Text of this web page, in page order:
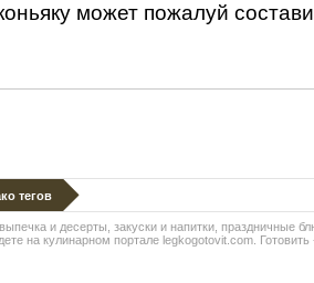
может пожалуй
тегов
и десерты, закуски и напитки, праздничные
на кулинарном портале legkogotovit.com. Готовить